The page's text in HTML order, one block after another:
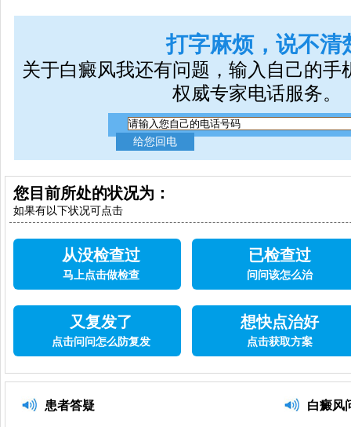
打字麻烦，说不清
关于白癜风我还有问题，输入自己的手
权威专家电话服务。
您目前所处的状况为：
如果有以下状况可点击
从没检查过
马上点击做检查
已检查过
问问该怎么治
又复发了
点击问问怎么防复发
想快点治好
点击获取方案
患者答疑 白癜风